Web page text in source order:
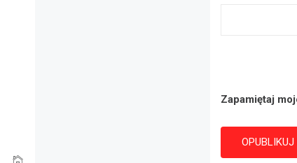
Zapamiętaj